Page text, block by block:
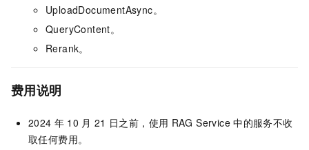
UploadDocumentAsync。
QueryContent。
Rerank。
费用说明
2024 年 10 月 21 日之前，使用 RAG Service 中的服务不收
取任何费用。